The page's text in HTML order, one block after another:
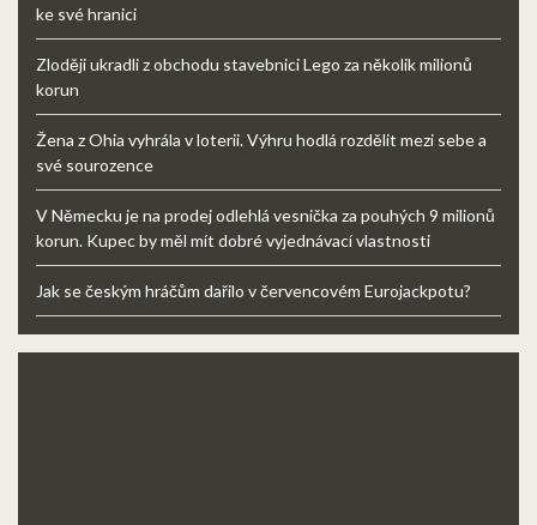
ke své hranici
Zloději ukradli z obchodu stavebnici Lego za několik milionů
korun
Žena z Ohia vyhrála v loterii. Výhru hodlá rozdělit mezi sebe a
své sourozence
V Německu je na prodej odlehlá vesnička za pouhých 9 milionů
korun. Kupec by měl mít dobré vyjednávací vlastnosti
Jak se českým hráčům dařilo v červencovém Eurojackpotu?